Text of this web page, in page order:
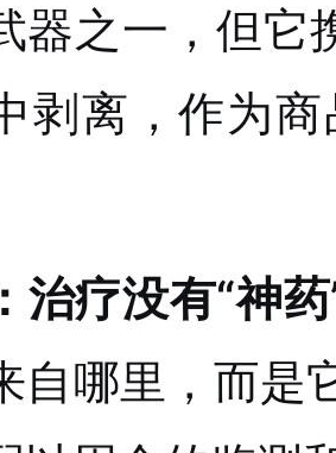
器之一，但它
剥离，作为
治疗没有“神
自哪里，而是